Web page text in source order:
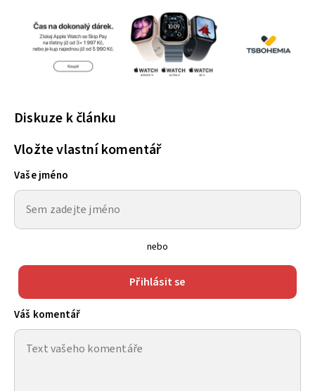
Diskuze k článku
Vložte vlastní komentář
Vaše jméno
nebo
Přihlásit se
Váš komentář